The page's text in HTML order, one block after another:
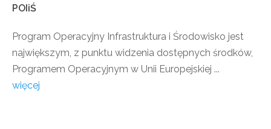
POIiŚ
Program Operacyjny Infrastruktura i Środowisko jest
największym, z punktu widzenia dostępnych środków,
Programem Operacyjnym w Unii Europejskiej ...
więcej